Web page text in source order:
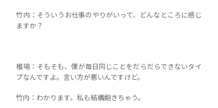
竹内：そういうお仕事のやりがいって、どんなところに感じ
ますか？
椎場：そもそも、僕が毎日同じことをだらだらできないタイ
プなんですよ。言い方が悪いんですけど。
竹内：わかります。私も結構飽きちゃう。